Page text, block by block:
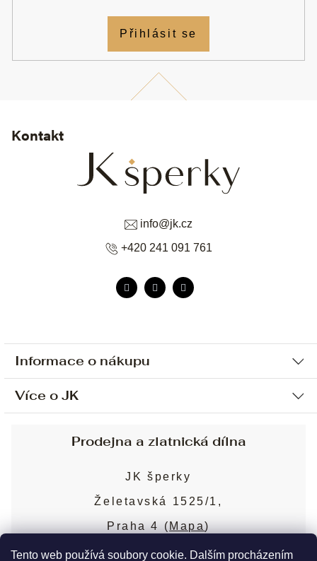
Tento web používá soubory cookie. Dalším procházením
Informace o nákupu
Ochrana osobních údajů
Sjednání osobní schůzky
Obchodní podmínky
Puncovní značky
Více o JK
Blog
Nejčastější dotazy
Kontakt
info@jk.cz
+420 241 091 761
Přihlásit se
Prodejna a zlatnická dílna
JK šperky
Želetavská 1525/1,
Praha 4 ( Mapa)
Více o prodejně